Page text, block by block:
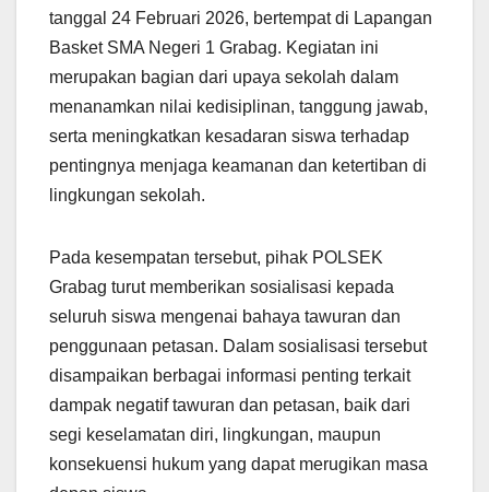
tanggal 24 Februari 2026, bertempat di Lapangan
Basket SMA Negeri 1 Grabag. Kegiatan ini
merupakan bagian dari upaya sekolah dalam
menanamkan nilai kedisiplinan, tanggung jawab,
serta meningkatkan kesadaran siswa terhadap
pentingnya menjaga keamanan dan ketertiban di
lingkungan sekolah.
Pada kesempatan tersebut, pihak POLSEK
Grabag turut memberikan sosialisasi kepada
seluruh siswa mengenai bahaya tawuran dan
penggunaan petasan. Dalam sosialisasi tersebut
disampaikan berbagai informasi penting terkait
dampak negatif tawuran dan petasan, baik dari
segi keselamatan diri, lingkungan, maupun
konsekuensi hukum yang dapat merugikan masa